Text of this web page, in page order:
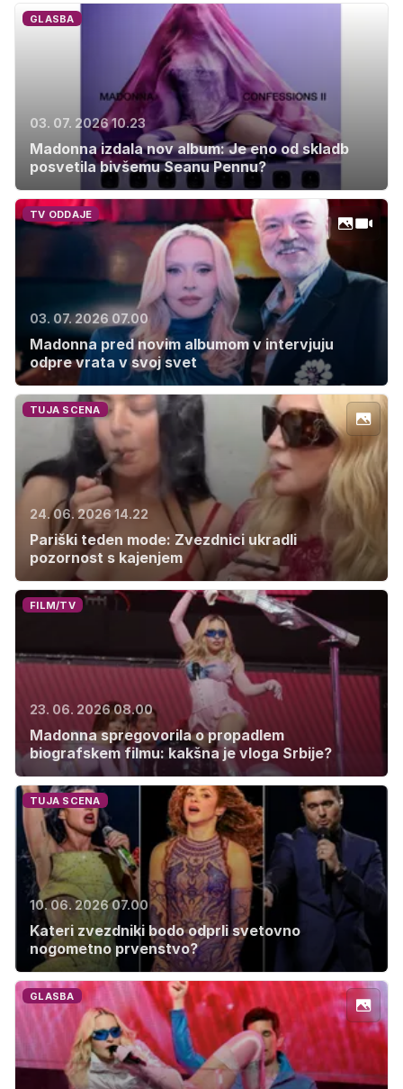
GLASBA
03. 07. 2026 10.23
Madonna izdala nov album: Je eno od skladb
posvetila bivšemu Seanu Pennu?
TV ODDAJE
03. 07. 2026 07.00
Madonna pred novim albumom v intervjuju
odpre vrata v svoj svet
TUJA SCENA
24. 06. 2026 14.22
Pariški teden mode: Zvezdnici ukradli
pozornost s kajenjem
FILM/TV
23. 06. 2026 08.00
Madonna spregovorila o propadlem
biografskem filmu: kakšna je vloga Srbije?
TUJA SCENA
10. 06. 2026 07.00
Kateri zvezdniki bodo odprli svetovno
nogometno prvenstvo?
GLASBA